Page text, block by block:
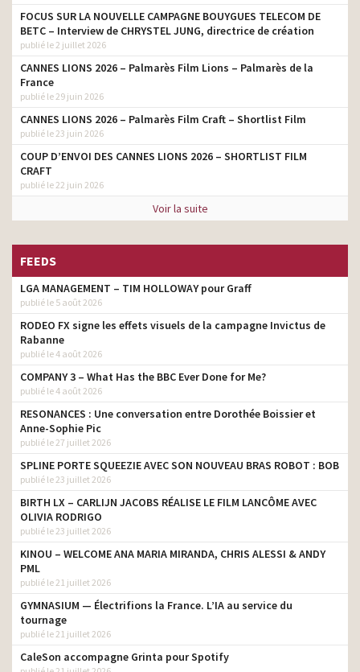
FOCUS SUR LA NOUVELLE CAMPAGNE BOUYGUES TELECOM DE
BETC – Interview de CHRYSTEL JUNG, directrice de création
publié le 2 juillet 2026
CANNES LIONS 2026 – Palmarès Film Lions – Palmarès de la
France
publié le 29 juin 2026
CANNES LIONS 2026 – Palmarès Film Craft – Shortlist Film
publié le 23 juin 2026
COUP D’ENVOI DES CANNES LIONS 2026 – SHORTLIST FILM
CRAFT
publié le 22 juin 2026
Voir la suite
FEEDS
LGA MANAGEMENT – TIM HOLLOWAY pour Graff
publié le 5 août 2026
RODEO FX signe les effets visuels de la campagne Invictus de
Rabanne
publié le 4 août 2026
COMPANY 3 – What Has the BBC Ever Done for Me?
publié le 4 août 2026
RESONANCES : Une conversation entre Dorothée Boissier et
Anne-Sophie Pic
publié le 27 juillet 2026
SPLINE PORTE SQUEEZIE AVEC SON NOUVEAU BRAS ROBOT : BOB
publié le 23 juillet 2026
BIRTH LX – CARLIJN JACOBS RÉALISE LE FILM LANCÔME AVEC
OLIVIA RODRIGO
publié le 23 juillet 2026
KINOU – WELCOME ANA MARIA MIRANDA, CHRIS ALESSI & ANDY
PML
publié le 21 juillet 2026
GYMNASIUM — Électrifions la France. L’IA au service du
tournage
publié le 21 juillet 2026
CaleSon accompagne Grinta pour Spotify